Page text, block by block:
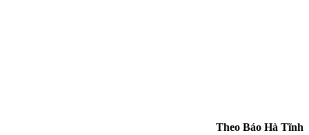
Theo Báo Hà Tĩnh